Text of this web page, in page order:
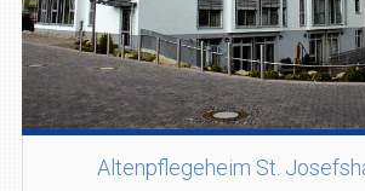
Altenpflegeheim St.